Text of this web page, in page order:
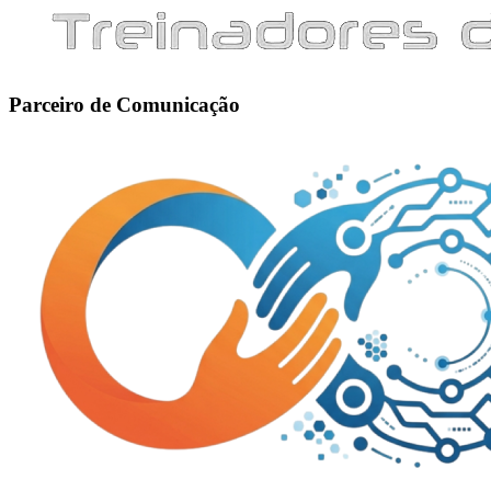
Parceiro de Comunicação